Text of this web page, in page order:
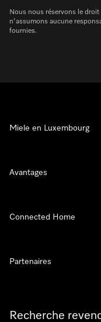
Nous nous réservons le
n'assumons aucune
fournies.
Recherche
Miele en Luxembourg
Avantages
Connected Home
Partenaires